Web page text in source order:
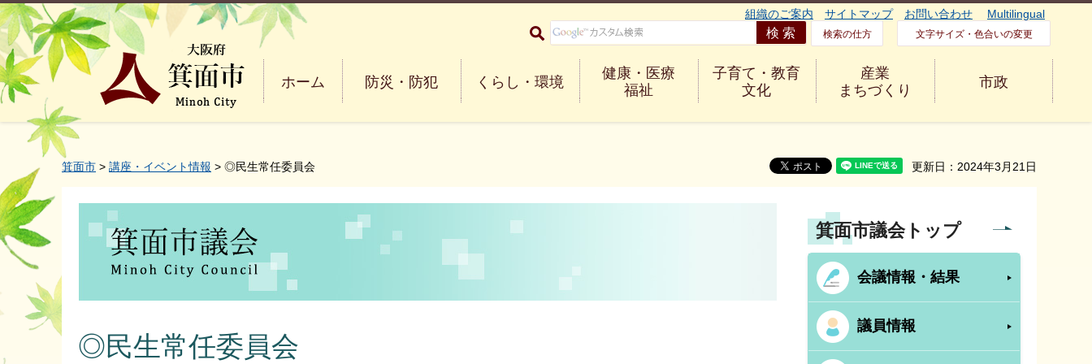
大阪府箕面市 Minoh City
組織のご案内 サイトマップ お問い合わせ Multilingual
検索の仕方 文字サイズ・色合いの変更
ホーム 防災・防犯 くらし・環境
健康・医療
福祉
子育て・教育
文化
産業
まちづくり
市政
箕面市 > 講座・イベント情報 > ◎民生常任委員会 更新日：2024年3月21日
◎民生常任委員会
箕面市議会トップ
会議情報・結果
議員情報